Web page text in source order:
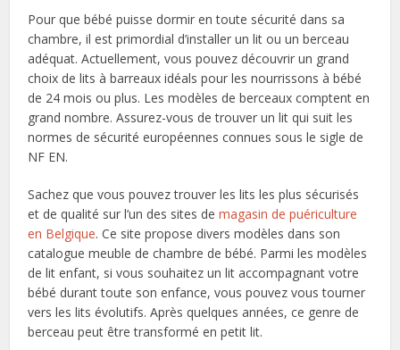
Pour que bébé puisse dormir en toute sécurité dans sa
chambre, il est primordial d’installer un lit ou un berceau
adéquat. Actuellement, vous pouvez découvrir un grand
choix de lits à barreaux idéals pour les nourrissons à bébé
de 24 mois ou plus. Les modèles de berceaux comptent en
grand nombre. Assurez-vous de trouver un lit qui suit les
normes de sécurité européennes connues sous le sigle de
NF EN.
Sachez que vous pouvez trouver les lits les plus sécurisés
et de qualité sur l’un des sites demagasin de puériculture
en Belgique. Ce site propose divers modèles dans son
catalogue meuble de chambre de bébé. Parmi les modèles
de lit enfant, si vous souhaitez un lit accompagnant votre
bébé durant toute son enfance, vous pouvez vous tourner
vers les lits évolutifs. Après quelques années, ce genre de
berceau peut être transformé en petit lit.